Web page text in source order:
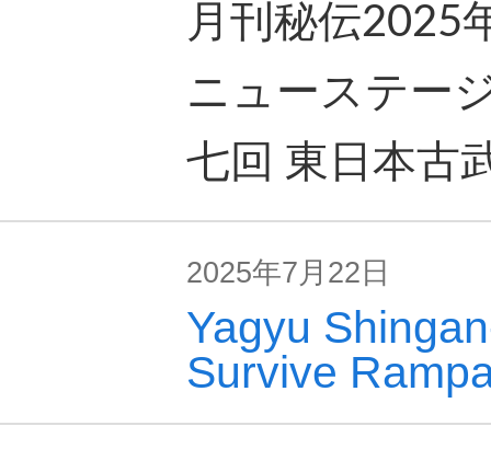
月刊秘伝2025
ニューステー
七回 東日本古
2025年7月22日
Yagyu
Survive